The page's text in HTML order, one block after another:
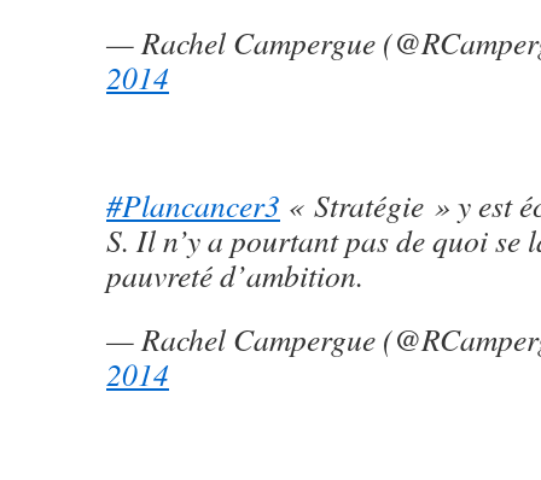
— Rachel Campergue
2014
#Plancancer3 « Stratégie » y est
S. Il n’y a pourtant pas de quoi se
pauvreté d’ambition.
— Rachel Campergue
2014